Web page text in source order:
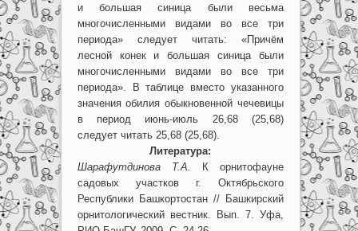
и большая синица были весьма
многочисленными видами во все три
периода» следует читать: «Причём
лесной конек и большая синица были
многочисленными видами во все три
периода». В таблице вместо указанного
значения обилия обыкновенной чечевицы
в период июнь-июль 26,68 (25,68)
следует читать 25,68 (25,68).
Литература:
Шарафутдинова Т.А. К орнитофауне
садовых участков г. Октябрьского
Республики Башкортостан // Башкирский
орнитологический вестник. Вып. 7. Уфа,